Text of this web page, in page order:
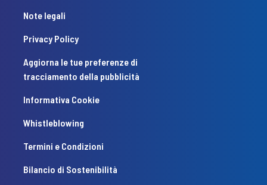
Note legali
Privacy Policy
Aggiorna le tue preferenze di
tracciamento della pubblicità
Informativa Cookie
Whistleblowing
Termini e Condizioni
Bilancio di Sostenibilità